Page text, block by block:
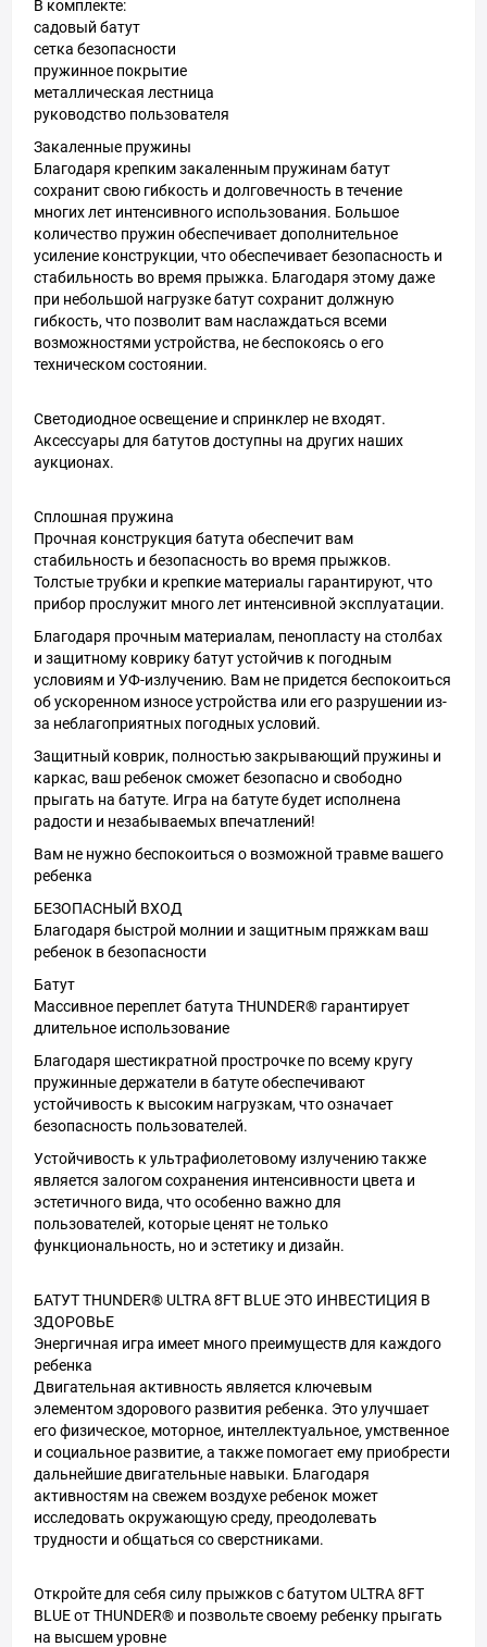
В комплекте:
садовый батут
сетка безопасности
пружинное покрытие
металлическая лестница
руководство пользователя
Закаленные пружины
Благодаря крепким закаленным пружинам батут
сохранит свою гибкость и долговечность в течение
многих лет интенсивного использования. Большое
количество пружин обеспечивает дополнительное
усиление конструкции, что обеспечивает безопасность и
стабильность во время прыжка. Благодаря этому даже
при небольшой нагрузке батут сохранит должную
гибкость, что позволит вам наслаждаться всеми
возможностями устройства, не беспокоясь о его
техническом состоянии.
Светодиодное освещение и спринклер не входят.
Аксессуары для батутов доступны на других наших
аукционах.
Сплошная пружина
Прочная конструкция батута обеспечит вам
стабильность и безопасность во время прыжков.
Толстые трубки и крепкие материалы гарантируют, что
прибор прослужит много лет интенсивной эксплуатации.
Благодаря прочным материалам, пенопласту на столбах
и защитному коврику батут устойчив к погодным
условиям и УФ-излучению. Вам не придется беспокоиться
об ускоренном износе устройства или его разрушении из-
за неблагоприятных погодных условий.
Защитный коврик, полностью закрывающий пружины и
каркас, ваш ребенок сможет безопасно и свободно
прыгать на батуте. Игра на батуте будет исполнена
радости и незабываемых впечатлений!
Вам не нужно беспокоиться о возможной травме вашего
ребенка
БЕЗОПАСНЫЙ ВХОД
Благодаря быстрой молнии и защитным пряжкам ваш
ребенок в безопасности
Батут
Массивное переплет батута THUNDER®️ гарантирует
длительное использование
Благодаря шестикратной прострочке по всему кругу
пружинные держатели в батуте обеспечивают
устойчивость к высоким нагрузкам, что означает
безопасность пользователей.
Устойчивость к ультрафиолетовому излучению также
является залогом сохранения интенсивности цвета и
эстетичного вида, что особенно важно для
пользователей, которые ценят не только
функциональность, но и эстетику и дизайн.
БАТУТ THUNDER®️ ULTRA 8FT BLUE ЭТО ИНВЕСТИЦИЯ В
ЗДОРОВЬЕ
Энергичная игра имеет много преимуществ для каждого
ребенка
Двигательная активность является ключевым
элементом здорового развития ребенка. Это улучшает
его физическое, моторное, интеллектуальное, умственное
и социальное развитие, а также помогает ему приобрести
дальнейшие двигательные навыки. Благодаря
активностям на свежем воздухе ребенок может
исследовать окружающую среду, преодолевать
трудности и общаться со сверстниками.
Откройте для себя силу прыжков с батутом ULTRA 8FT
BLUE от THUNDER®️ и позвольте своему ребенку прыгать
на высшем уровне